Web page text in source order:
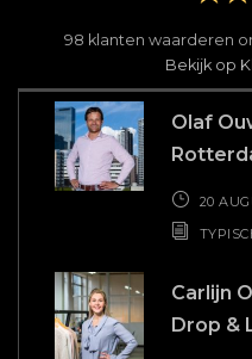
98 klanten waarderen
Bekijk op
Olaf
20
Carlijn
Drop &